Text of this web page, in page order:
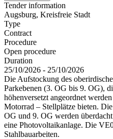
Tender information
Augsburg, Kreisfreie Stadt
Type
Contract
Procedure
Open procedure
Duration
25/10/2026 - 25/10/2026
Die Aufstockung des
Parkebenen (3. OG bis 9. OG),
höhenversetzt angeordnet
Motorrad – Stellplätze bieten.
OG und 9. OG werden
eine Photovoltaikanlage. Die
Stahlbauarbeiten.